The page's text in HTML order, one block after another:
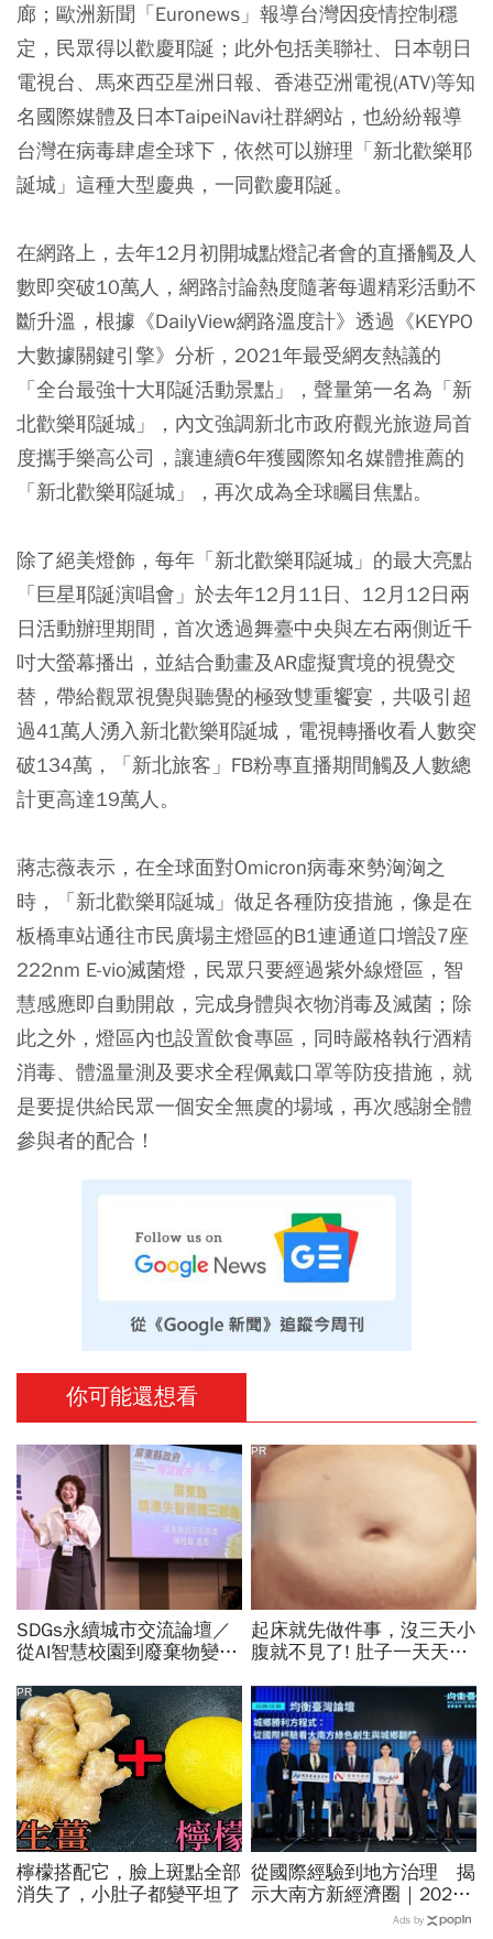
廊；歐洲新聞「Euronews」報導台灣因疫情控制穩
定，民眾得以歡慶耶誕；此外包括美聯社、日本朝日
電視台、馬來西亞星洲日報、香港亞洲電視(ATV)等知
名國際媒體及日本TaipeiNavi社群網站，也紛紛報導
台灣在病毒肆虐全球下，依然可以辦理「新北歡樂耶
誕城」這種大型慶典，一同歡慶耶誕。
在網路上，去年12月初開城點燈記者會的直播觸及人
數即突破10萬人，網路討論熱度隨著每週精彩活動不
斷升溫，根據《DailyView網路溫度計》透過《KEYPO
大數據關鍵引擎》分析，2021年最受網友熱議的
「全台最強十大耶誕活動景點」，聲量第一名為「新
北歡樂耶誕城」，內文強調新北市政府觀光旅遊局首
度攜手樂高公司，讓連續6年獲國際知名媒體推薦的
「新北歡樂耶誕城」，再次成為全球矚目焦點。
除了絕美燈飾，每年「新北歡樂耶誕城」的最大亮點
「巨星耶誕演唱會」於去年12月11日、12月12日兩
日活動辦理期間，首次透過舞臺中央與左右兩側近千
吋大螢幕播出，並結合動畫及AR虛擬實境的視覺交
替，帶給觀眾視覺與聽覺的極致雙重饗宴，共吸引超
過41萬人湧入新北歡樂耶誕城，電視轉播收看人數突
破134萬，「新北旅客」FB粉專直播期間觸及人數總
計更高達19萬人。
蔣志薇表示，在全球面對Omicron病毒來勢洶洶之
時，「新北歡樂耶誕城」做足各種防疫措施，像是在
板橋車站通往市民廣場主燈區的B1連通道口增設7座
222nm E-vio滅菌燈，民眾只要經過紫外線燈區，智
慧感應即自動開啟，完成身體與衣物消毒及滅菌；除
此之外，燈區內也設置飲食專區，同時嚴格執行酒精
消毒、體溫量測及要求全程佩戴口罩等防疫措施，就
是要提供給民眾一個安全無虞的場域，再次感謝全體
參與者的配合！
你可能還想看
SDGs永續城市交流論壇／
從AI智慧校園到廢棄物變綠
開亮點治理新解方
起床就先做件事，沒三天小
腹就不見了! 肚子一天天變
PR
檸檬搭配它，臉上斑點全部
消失了，小肚子都變平坦了
PR
從國際經驗到地方治理 揭
示大南方新經濟圈｜2026
均衡臺灣週 系列報導
Ads by